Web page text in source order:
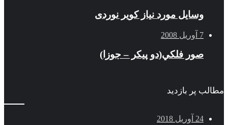
وسایل مورد نیاز کویر نوردی
7 آوریل 2008
صور فلكي(دو پیکر – جوزا)
مطالب پر بازدید
24 آوریل 2018